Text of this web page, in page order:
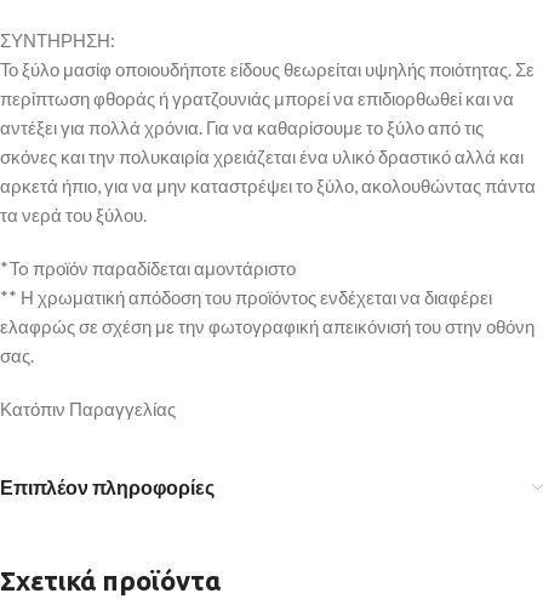
ΣΥΝΤΗΡΗΣΗ:
Το ξύλο μασίφ οποιουδήποτε είδους θεωρείται υψηλής ποιότητας. Σε
περίπτωση φθοράς ή γρατζουνιάς μπορεί να επιδιορθωθεί και να
αντέξει για πολλά χρόνια. Για να καθαρίσουμε το ξύλο από τις
σκόνες και την πολυκαιρία χρειάζεται ένα υλικό δραστικό αλλά και
αρκετά ήπιο, για να μην καταστρέψει το ξύλο, ακολουθώντας πάντα
τα νερά του ξύλου.
*To προϊόν παραδίδεται αμοντάριστο
** Η χρωματική απόδοση του προϊόντος ενδέχεται να διαφέρει
ελαφρώς σε σχέση με την φωτογραφική απεικόνισή του στην οθόνη
σας.
Κατόπιν Παραγγελίας
Επιπλέον πληροφορίες
Σχετικά προϊόντα